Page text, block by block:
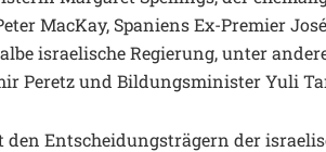
MacKay, Spaniens Ex-Premier
israelische Regierung, unter
Peretz und Bildungsminister Yuli
Entscheidungsträgern der